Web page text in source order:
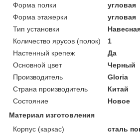
Форма полки
угловая
Форма этажерки
угловая
Тип установки
Количество ярусов (полок)
1
Настенный крепеж
Да
Основной цвет
Черный
Производитель
Gloria
Страна производитель
Китай
Состояние
Новое
Материал изготовления
Корпус (каркас)
сталь